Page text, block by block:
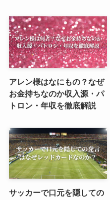
アレン様はなにもの？なぜ
お金持ちなのか収入源・パ
トロン・年収を徹底解説
サッカーで口元を隠しての